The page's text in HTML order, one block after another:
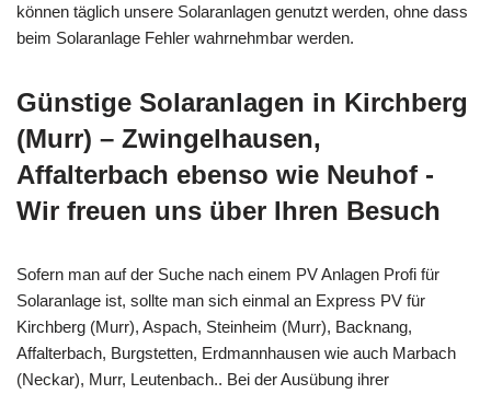
können täglich unsere Solaranlagen genutzt werden, ohne dass
beim Solaranlage Fehler wahrnehmbar werden.
Günstige Solaranlagen in Kirchberg
(Murr) – Zwingelhausen,
Affalterbach ebenso wie Neuhof -
Wir freuen uns über Ihren Besuch
Sofern man auf der Suche nach einem PV Anlagen Profi für
Solaranlage ist, sollte man sich einmal an Express PV für
Kirchberg (Murr), Aspach, Steinheim (Murr), Backnang,
Affalterbach, Burgstetten, Erdmannhausen wie auch Marbach
(Neckar), Murr, Leutenbach.. Bei der Ausübung ihrer